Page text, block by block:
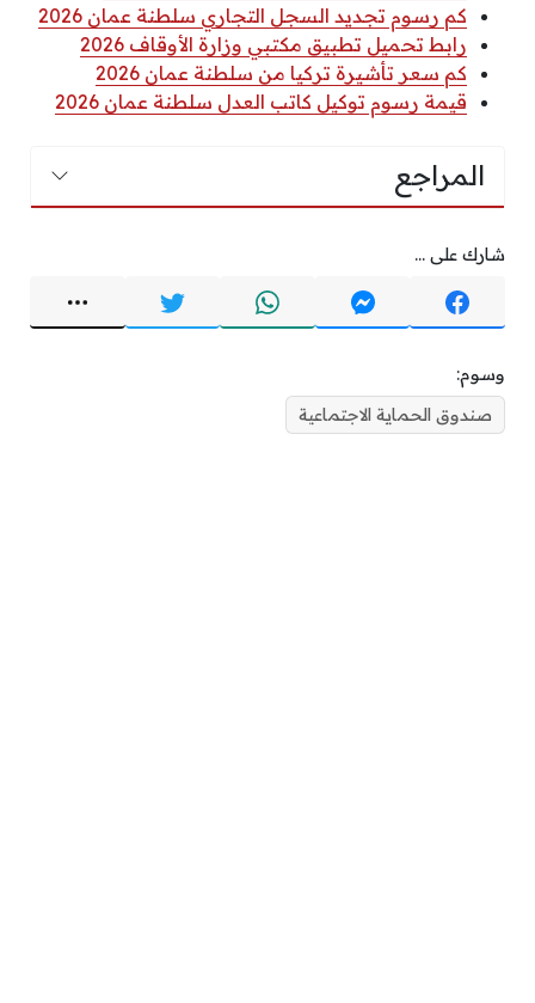
كم رسوم تجديد السجل التجاري سلطنة عمان 2026
رابط تحميل تطبيق مكتبي وزارة الأوقاف 2026
كم سعر تأشيرة تركيا من سلطنة عمان 2026
قيمة رسوم توكيل كاتب العدل سلطنة عمان 2026
المراجع
شارك على ...
وسوم:
صندوق الحماية الاجتماعية